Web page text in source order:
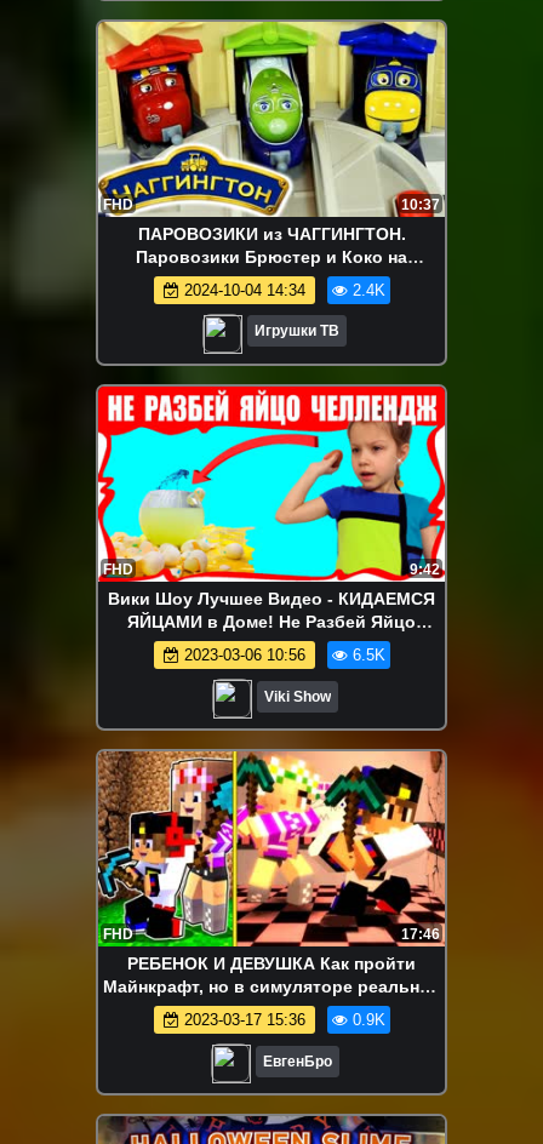
FHD 10:37
ПАРОВОЗИКИ из ЧАГГИНГТОН.
Паровозики Брюстер и Коко на
железной дороге. Chuggington set
ИГРУШКИ ТВ
2024-10-04 14:34 2.4K
Игрушки ТВ
FHD 9:42
Вики Шоу Лучшее Видео - КИДАЕМСЯ
ЯЙЦАМИ в Доме! Не Разбей Яйцо
Челлендж Проверка с Канала Mister
Max / Вики Шоу
2023-03-06 10:56 6.5K
Viki Show
FHD 17:46
РЕБЕНОК И ДЕВУШКА Как пройти
Майнкрафт, но в симуляторе реальной
жизни ! НУБ И ПРО ВИДЕО MINECRAFT
2023-03-17 15:36 0.9K
ЕвгенБро